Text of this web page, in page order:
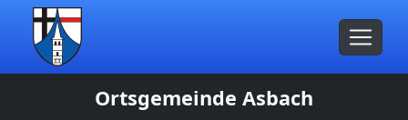
Ortsgemeinde Asbach